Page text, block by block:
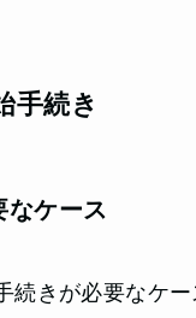
手続き
なケース
続きが必要なケ